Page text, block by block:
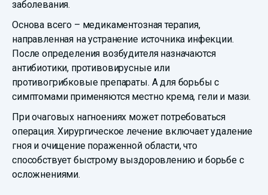
заболевания.
Основа всего – медикаментозная терапия,
направленная на устранение источника инфекции.
После определения возбудителя назначаются
антибиотики, противовирусные или
противогрибковые препараты. А для борьбы с
симптомами применяются местно крема, гели и мази.
При очаговых нагноениях может потребоваться
операция. Хирургическое лечение включает удаление
гноя и очищение пораженной области, что
способствует быстрому выздоровлению и борьбе с
осложнениями.